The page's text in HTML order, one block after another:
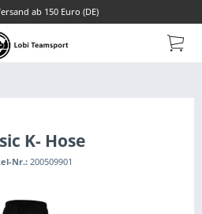
ab 150 Euro (DE)
K- Hose
Nr.: 200509901